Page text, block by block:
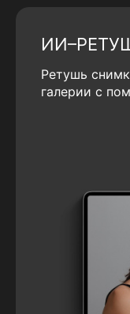
Ретушь
галерии с